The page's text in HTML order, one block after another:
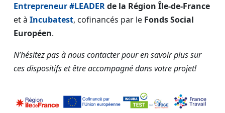
Entrepreneur #LEADERde la Région Île-de-France
et à Incubatest, cofinancés par le Fonds Social
Européen.
N’hésitez pas à nous contacter pour en savoir plus sur
ces dispositifs et être accompagné dans votre projet!